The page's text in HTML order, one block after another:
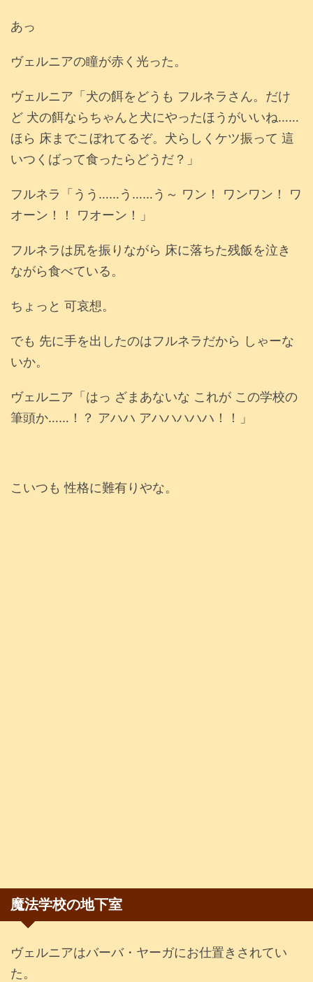
あっ
ヴェルニアの瞳が赤く光った。
ヴェルニア「犬の餌をどうも フルネラさん。だけ
ど 犬の餌ならちゃんと犬にやったほうがいいね……
ほら 床までこぼれてるぞ。犬らしくケツ振って 這
いつくばって食ったらどうだ？」
フルネラ「うう……う……う～ ワン！ ワンワン！ ワ
オーン！！ ワオーン！」
フルネラは尻を振りながら 床に落ちた残飯を泣き
ながら食べている。
ちょっと 可哀想。
でも 先に手を出したのはフルネラだから しゃーな
いか。
ヴェルニア「はっ ざまあないな これが この学校の
筆頭か……！？ アハハ アハハハハハ！！」
こいつも 性格に難有りやな。
魔法学校の地下室
ヴェルニアはバーバ・ヤーガにお仕置きされてい
た。